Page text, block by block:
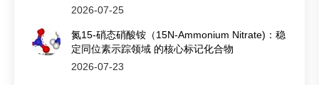
2026-07-25
氮15-硝态硝酸铵（15N-Ammonium Nitrate)：稳
定同位素示踪领域 的核心标记化合物
2026-07-23